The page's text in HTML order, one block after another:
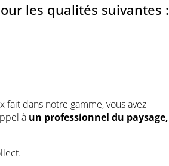
les qualités suivantes :
fait dans notre gamme, vous avez
à un professionnel du paysage,